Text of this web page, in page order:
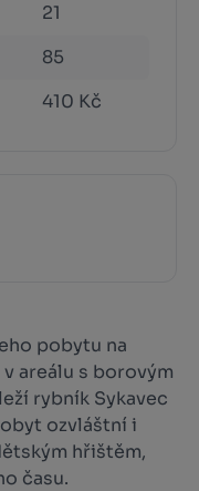
21
85
410 Kč
pobytu na
v areálu s borovým
rybník Sykavec
ozvláštní i
hřištěm,
času.